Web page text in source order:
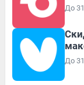
До
До